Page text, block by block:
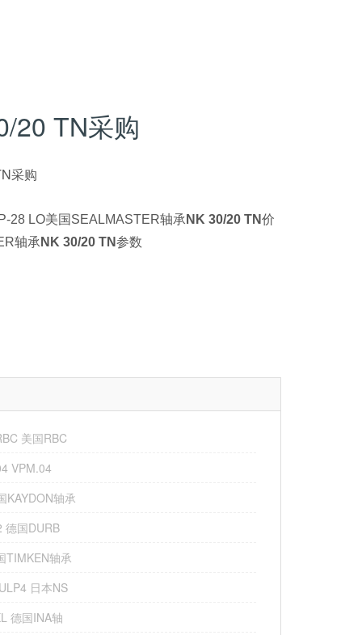
20 TN采购
采购
28 LO美国SEALMASTER轴承 NK 30/20 TN价
轴承 NK 30/20 TN参数
美国RBC
VPM.04
KAYDON轴承
德国DURB
TIMKEN轴承
日本NS
德国INA轴